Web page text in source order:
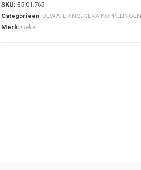
SKU: B5.01.765
Categorieën: BEWATERING, GEKA KOPPELINGEN
Merk: Geka